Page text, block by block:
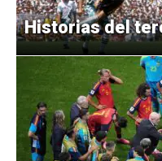
Historias del